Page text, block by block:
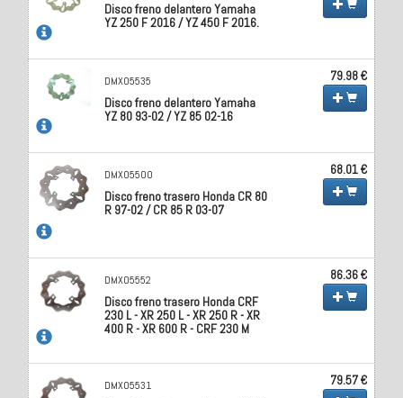
Disco freno delantero Yamaha
YZ 250 F 2016 / YZ 450 F 2016.
DMX05535
Disco freno delantero Yamaha
YZ 80 93-02 / YZ 85 02-16
79.98 €
DMX05500
Disco freno trasero Honda CR 80
R 97-02 / CR 85 R 03-07
68.01 €
DMX05552
Disco freno trasero Honda CRF
230 L - XR 250 L - XR 250 R - XR
400 R - XR 600 R - CRF 230 M
86.36 €
DMX05531 79.57 €